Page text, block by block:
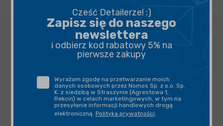
Cześć Detailerze! :)
Zapisz się do naszego
newslettera
i odbierz kod rabatowy 5% na
pierwsze zakupy
Wyrażam zgodę na przetwarzanie moich
danych osobowych przez Nomos Sp. z o.o. Sp.
K. z siedzibą w Straszynie (Agrestowa 1,
Rekcin) w celach marketingowych, w tym na
przesyłanie informacji handlowych drogą
elektroniczną. Polityka prywatności.